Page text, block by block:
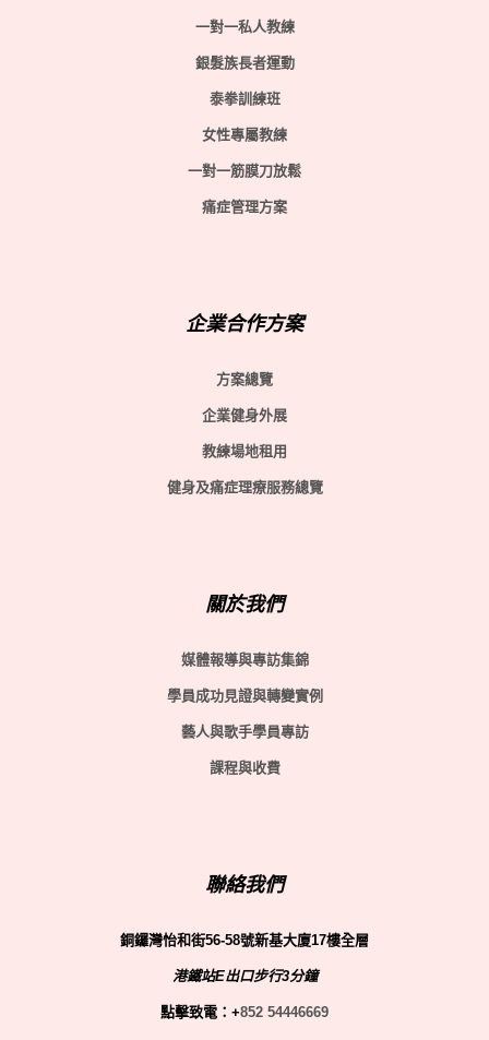
一對一私人教練
銀髮族長者運動
泰拳訓練班
女性專屬教練
一對一筋膜刀放鬆
痛症管理方案
企業合作方案
方案總覽
企業健身外展
教練場地租用
健身及痛症理療服務總覽
關於我們
媒體報導與專訪集錦
學員成功見證與轉變實例
藝人與歌手學員專訪
課程與收費
聯絡我們
銅鑼灣怡和街56-58號新基大廈17樓全層
港鐵站E出口步行3分鐘
點擊致電：+852 54446669